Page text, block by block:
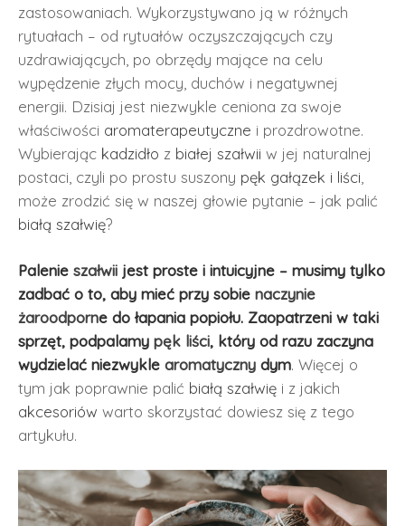
zastosowaniach. Wykorzystywano ją w różnych
rytuałach – od rytuałów oczyszczających czy
uzdrawiających, po obrzędy mające na celu
wypędzenie złych mocy, duchów i negatywnej
energii. Dzisiaj jest niezwykle ceniona za swoje
właściwości aromaterapeutyczne i prozdrowotne.
Wybierając kadzidło z białej szałwii w jej naturalnej
postaci, czyli po prostu suszony pęk gałązek i liści,
może zrodzić się w naszej głowie pytanie – jak palić
białą szałwię?
Palenie szałwii jest proste i intuicyjne – musimy tylko
zadbać o to, aby mieć przy sobie naczynie
żaroodporne do łapania popiołu. Zaopatrzeni w taki
sprzęt, podpalamy pęk liści, który od razu zaczyna
wydzielać niezwykle aromatyczny dym. Więcej o
tym jak poprawnie palić białą szałwię i z jakich
akcesoriów warto skorzystać dowiesz się z tego
artykułu.